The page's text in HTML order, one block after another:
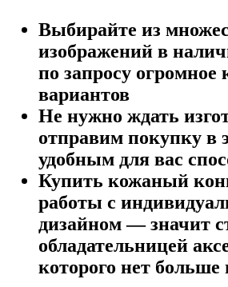
Выбирайте из
изображений в
по запросу огромное
вариантов
Не нужно ждать
отправим покупку в
удобным для вас
Купить кожаный
работы с
дизайном — значит
обладательницей
которого нет больше